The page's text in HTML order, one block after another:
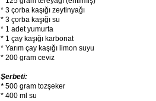
* 3 çorba kaşığı zeytinyağı
* 3 çorba kaşığı su
* 1 adet yumurta
* 1 çay kaşığı karbonat
* Yarım çay kaşığı limon suyu
* 200 gram ceviz
Şerbeti:
* 500 gram tozşeker
* 400 ml su